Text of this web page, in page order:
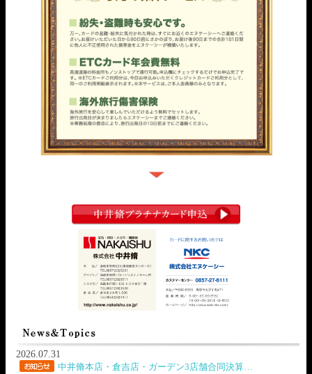
2026.07.31
中井脩本店・倉吉店・ガーデン3店舗合同決算…